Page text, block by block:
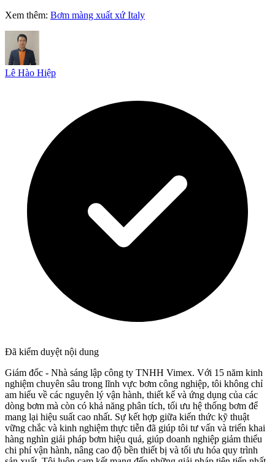
Xem thêm: Bơm màng xuất xứ Italy
Lê Hào Hiệp
Đã kiểm duyệt nội dung
Giám đốc - Nhà sáng lập công ty TNHH Vimex. Với 15 năm kinh
nghiệm chuyên sâu trong lĩnh vực bơm công nghiệp, tôi không chỉ
am hiểu về các nguyên lý vận hành, thiết kế và ứng dụng của các
dòng bơm mà còn có khả năng phân tích, tối ưu hệ thống bơm để
mang lại hiệu suất cao nhất. Sự kết hợp giữa kiến thức kỹ thuật
vững chắc và kinh nghiệm thực tiễn đã giúp tôi tư vấn và triển khai
hàng nghìn giải pháp bơm hiệu quả, giúp doanh nghiệp giảm thiểu
chi phí vận hành, nâng cao độ bền thiết bị và tối ưu hóa quy trình